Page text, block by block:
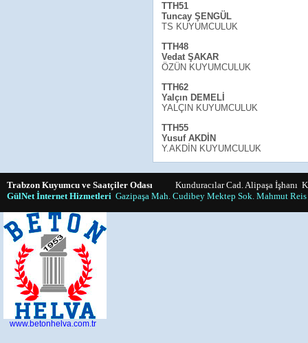
TTH51
Tuncay ŞENGÜL
TS KUYUMCULUK
TTH48
Vedat ŞAKAR
ÖZÜN KUYUMCULUK
TTH62
Yalçın DEMELİ
YALÇIN KUYUMCULUK
TTH55
Yusuf AKDİN
Y.AKDİN KUYUMCULUK
Trabzon Kuyumcu ve Saatçiler Odası Kunduracılar Cad. Alipaşa İşhanı
GülNet İnternet Hizmetleri Gazipaşa Mah. Cudibey Mektep Sok. Mahmut
www.betonhelva.com.tr